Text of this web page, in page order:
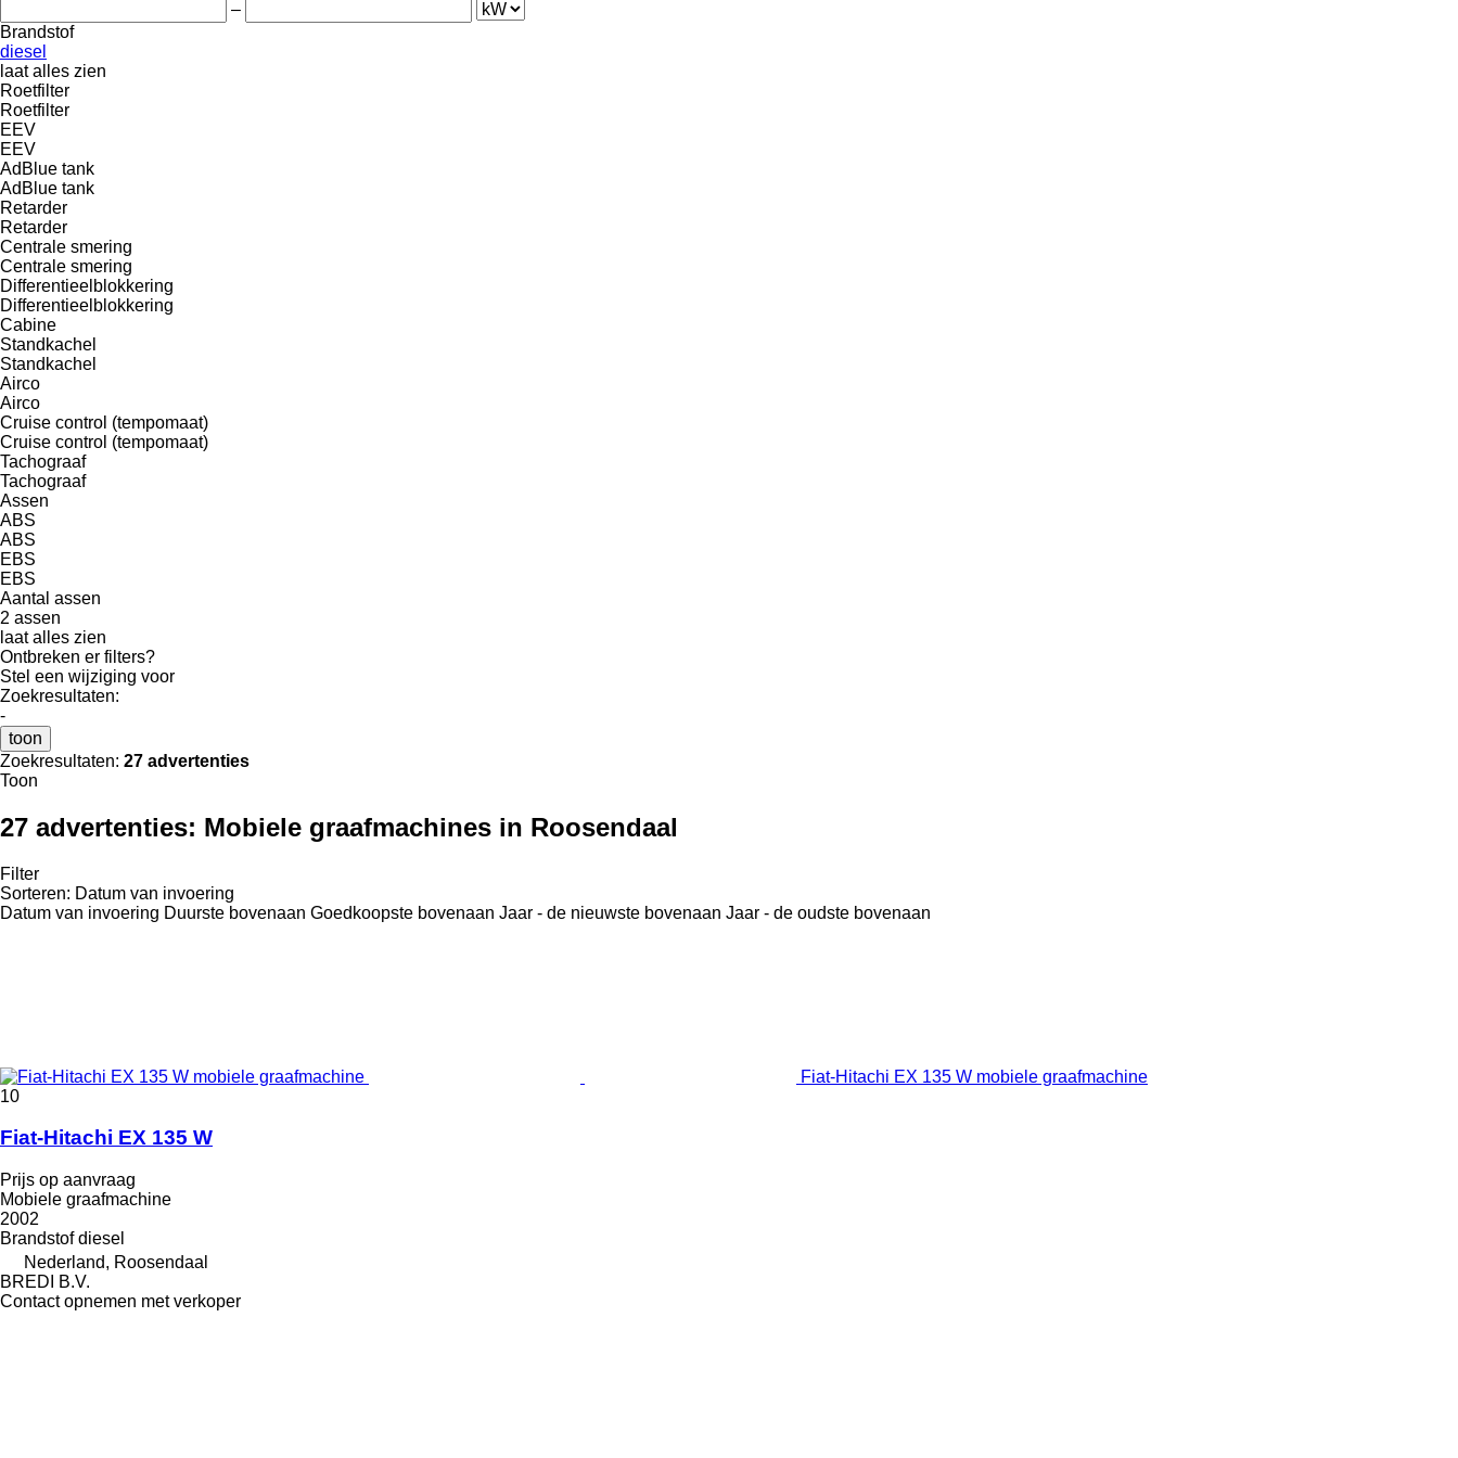
–
Brandstof
diesel
laat alles zien
Roetfilter
Roetfilter
EEV
EEV
AdBlue tank
AdBlue tank
Retarder
Retarder
Centrale smering
Centrale smering
Differentieelblokkering
Differentieelblokkering
Cabine
Standkachel
Standkachel
Airco
Airco
Cruise control (tempomaat)
Cruise control (tempomaat)
Tachograaf
Tachograaf
Assen
ABS
ABS
EBS
EBS
Aantal assen
2 assen
laat alles zien
Ontbreken er filters?
Stel een wijziging voor
Zoekresultaten:
-
toon
Zoekresultaten: 27 advertenties
Toon
27 advertenties: Mobiele graafmachines in Roosendaal
Filter
Sorteren: Datum van invoering
Datum van invoering Duurste bovenaan Goedkoopste bovenaan Jaar - de nieuwste bovenaan Jaar - de oudste bovenaan
Fiat-Hitachi EX 135 W mobiele graafmachine
10
Fiat-Hitachi EX 135 W
Prijs op aanvraag
Mobiele graafmachine
2002
Brandstof diesel
Nederland, Roosendaal
BREDI B.V.
Contact opnemen met verkoper